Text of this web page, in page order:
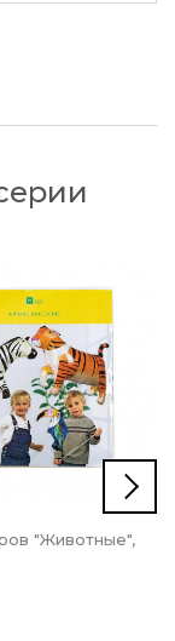
"Животные",